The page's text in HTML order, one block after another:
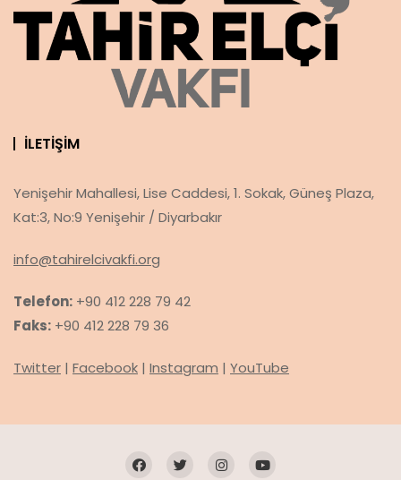
İLETIŞIM
Yenişehir Mahallesi, Lise Caddesi, 1. Sokak, Güneş Plaza,
Kat:3, No:9 Yenişehir / Diyarbakır
info@tahirelcivakfi.org
Telefon: +90 412 228 79 42
Faks: +90 412 228 79 36
Twitter | Facebook | Instagram | YouTube